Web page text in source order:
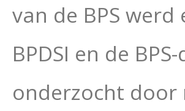
van de BPS
BPDSI en de
onderzocht door